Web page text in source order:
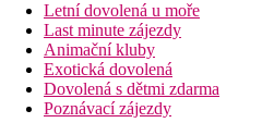
Letní dovolená u moře
Last minute zájezdy
Animační kluby
Exotická dovolená
Dovolená s dětmi zdarma
Poznávací zájezdy